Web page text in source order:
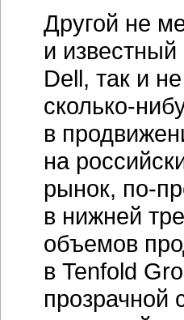
Другой не
и
Dell, так и
сколько-
в
на
рынок, по-
в нижней
объемов
в Tenfold
прозрачной